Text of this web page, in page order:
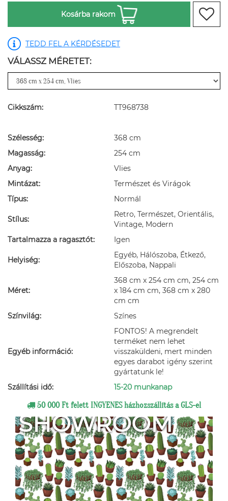
Kosárba rakom
TEDD FEL A KÉRDÉSEDET
VÁLASSZ MÉRETET:
Cikkszám: TT968738
Szélesség:
368 cm
Magasság:
254 cm
Anyag:
Vlies
Mintázat:
Természet és Virágok
Típus:
Normál
Stílus:
Retro, Természet, Orientális,
Vintage, Modern
Tartalmazza a ragasztót:
Igen
Helyiség:
Egyéb, Hálószoba, Étkező,
Előszoba, Nappali
Méret:
368 cm x 254 cm cm, 254 cm
x 184 cm cm, 368 cm x 280
cm cm
Színvilág:
Színes
Egyéb információ:
FONTOS! A megrendelt
terméket nem lehet
visszaküldeni, mert minden
egyes darabot igény szerint
gyártatunk le!
Szállítási idő:
15-20 munkanap
50 000 Ft felett INGYENES házhozszállítás a GLS-el
SHOWROOM